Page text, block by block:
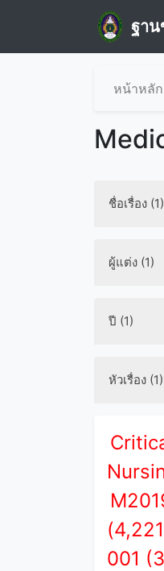
ฐาน
หน้าหลัก
ชื่อเรื่อง (1)
ผู้แต่ง (1)
ปี (1)
หัวเรื่อง (1)
001